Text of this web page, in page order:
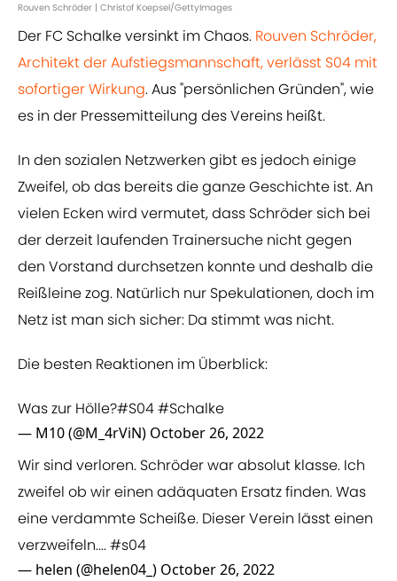
Rouven Schröder | Christof Koepsel/GettyImages
Der FC Schalke versinkt im Chaos. Rouven Schröder,
Architekt der Aufstiegsmannschaft, verlässt S04 mit
sofortiger Wirkung. Aus "persönlichen Gründen", wie
es in der Pressemitteilung des Vereins heißt.
In den sozialen Netzwerken gibt es jedoch einige
Zweifel, ob das bereits die ganze Geschichte ist. An
vielen Ecken wird vermutet, dass Schröder sich bei
der derzeit laufenden Trainersuche nicht gegen
den Vorstand durchsetzen konnte und deshalb die
Reißleine zog. Natürlich nur Spekulationen, doch im
Netz ist man sich sicher: Da stimmt was nicht.
Die besten Reaktionen im Überblick:
Was zur Hölle?#S04#Schalke
— M10 (@M_4rViN) October 26, 2022
Wir sind verloren. Schröder war absolut klasse. Ich
zweifel ob wir einen adäquaten Ersatz finden. Was
eine verdammte Scheiße. Dieser Verein lässt einen
verzweifeln....#s04
— helen (@helen04_) October 26, 2022